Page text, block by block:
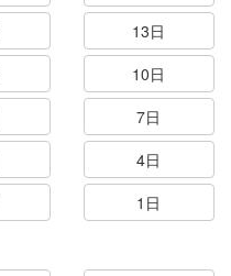
13日
10日
7日
4日
1日